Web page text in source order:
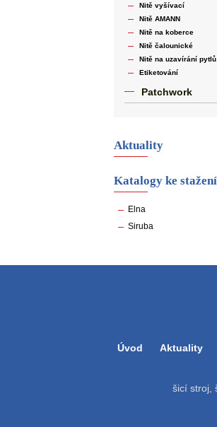
Nitě vyšívací
Nitě AMANN
Nitě na koberce
Nitě čalounické
Nitě na uzavírání pytlů
Etiketování
Patchwork
Aktuality
Katalogy ke stažení
Elna
Siruba
Úvod Aktuality
šicí stroj,